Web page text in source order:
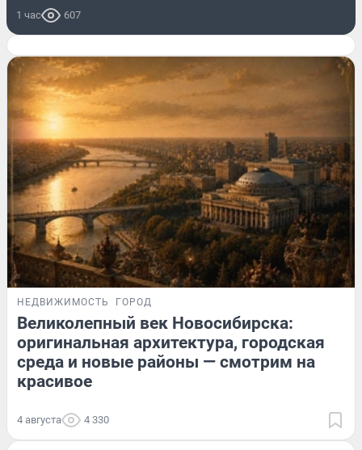
1 час 607
НЕДВИЖИМОСТЬ ГОРОД
Великолепный век Новосибирска:
оригинальная архитектура, городская
среда и новые районы — смотрим на
красивое
4 августа 4 330